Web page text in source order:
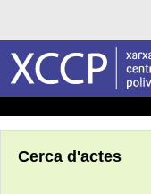
Cerca d'actes